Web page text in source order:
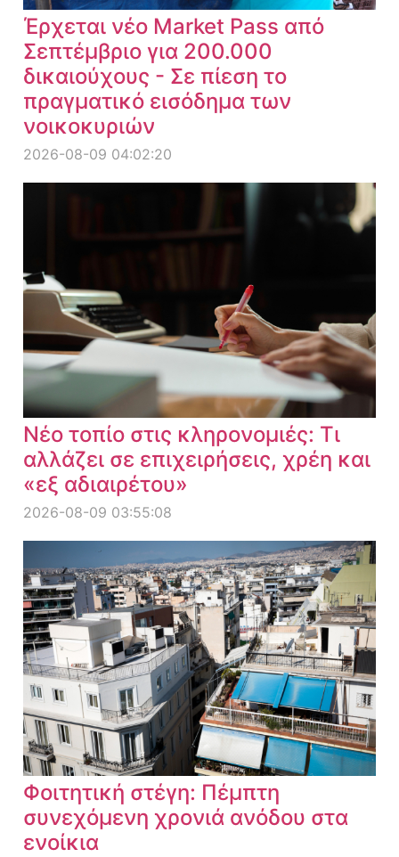
Έρχεται νέο Market Pass από
Σεπτέμβριο για 200.000
δικαιούχους - Σε πίεση το
πραγματικό εισόδημα των
νοικοκυριών
2026-08-09 04:02:20
Νέο τοπίο στις κληρονομιές: Τι
αλλάζει σε επιχειρήσεις, χρέη και
«εξ αδιαιρέτου»
2026-08-09 03:55:08
Φοιτητική στέγη: Πέμπτη
συνεχόμενη χρονιά ανόδου στα
ενοίκια